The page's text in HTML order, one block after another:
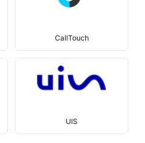
CallTouch
UIS